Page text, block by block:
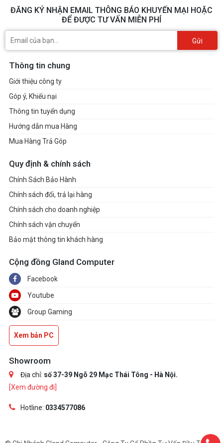
ĐĂNG KÝ NHẬN EMAIL THÔNG BÁO KHUYẾN MẠI HOẶC
ĐỂ ĐƯỢC TƯ VẤN MIỄN PHÍ
Gửi
Thông tin chung
Giới thiệu công ty
Góp ý, Khiếu nại
Thông tin tuyển dụng
Hướng dẫn mua Hàng
Mua Hàng Trả Góp
Quy định & chính sách
Chính Sách Bảo Hành
Chính sách đổi, trả lại hàng
Chính sách cho doanh nghiệp
Chính sách vận chuyển
Bảo mật thông tin khách hàng
Cộng đồng Gland Computer
Facebook
Youtube
Group Gaming
Xem bản PC
Showroom
Địa chỉ: số 37-39 Ngõ 29 Mạc Thái Tông - Hà Nội.
[Xem đường đi]
Hotline: 0334577086